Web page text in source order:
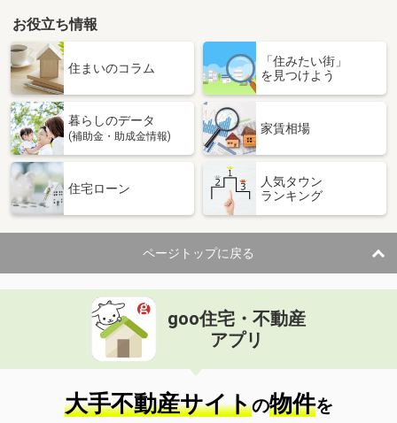
お役立ち情報
住まいのコラム
「住みたい街」
を見つけよう
暮らしのデータ
(補助金・助成金情報)
家賃相場
住宅ローン
人気タウン
ランキング
ページトップに戻る
goo住宅・不動産
アプリ
大手不動産サイトの物件を